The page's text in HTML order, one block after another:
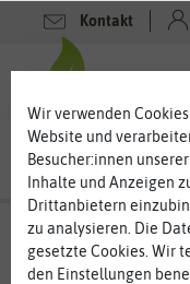
Kontakt
Anzucht &
& -pflege-
Filter
Wir verwenden
Website und
Besucher:innen unserer
Inhalte und Anzeigen
Drittanbietern
zu analysieren. Die
gesetzte Cookies. Wir
den Einstellungen